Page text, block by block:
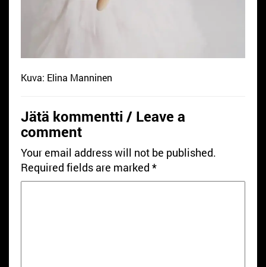
Kuva: Elina Manninen
Jätä kommentti / Leave a
comment
Your email address will not be published.
Required fields are marked *